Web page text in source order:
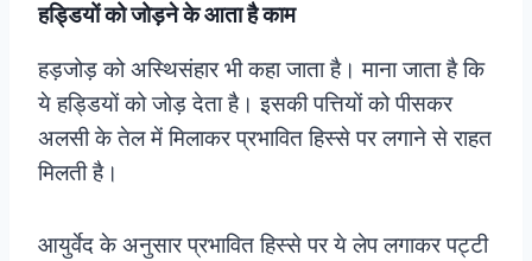
हड्डियों को जोड़ने के आता है काम
हड़जोड़ को अस्थिसंहार भी कहा जाता है। माना जाता है कि
ये हड्डियों को जोड़ देता है। इसकी पत्तियों को पीसकर
अलसी के तेल में मिलाकर प्रभावित हिस्से पर लगाने से राहत
मिलती है।
आयुर्वेद के अनुसार प्रभावित हिस्से पर ये लेप लगाकर पट्टी